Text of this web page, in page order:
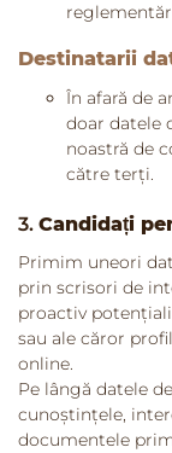
Destinatarii
În afară de
doar datele
noastră de
către terți.
3. Candidați
Primim uneori
prin scrisori de
proactiv
sau ale căror
online.
Pe lângă datele
cunoștințele,
documentele